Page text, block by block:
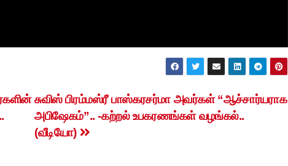
சுவிஸ் பிரம்மஸ்ரீ பாஸ்கரசர்மா அவர்கள் “ஆச்சார்யராக
அபிஷேகம்”.. -கற்றல் உபகரணங்கள் வழங்கல்..
(வீடியோ)